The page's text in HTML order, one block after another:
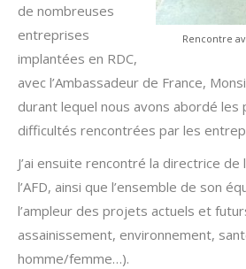
Rencontre
de nombreuses
entreprises
implantées en RDC,
avec l’Ambassadeur de France,
durant lequel nous avons abordé les
difficultés rencontrées par les
J’ai ensuite rencontré la directrice de
l’AFD, ainsi que l’ensemble de son
l’ampleur des projets actuels et
assainissement, environnement,
homme/femme…).